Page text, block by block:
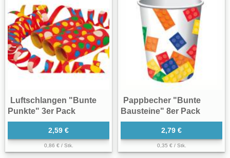
Luftschlangen "Bunte
Punkte" 3er Pack
2,59 €
0,86 € / Stk.
Pappbecher "Bunte
Bausteine" 8er Pack
2,79 €
0,35 € / Stk.